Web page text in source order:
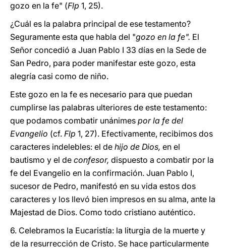
gozo en la fe" (Flp 1, 25).
¿Cuál es la palabra principal de ese testamento?
Seguramente esta que habla del "gozo en la fe". El
Señor concedió a Juan Pablo I 33 días en la Sede de
San Pedro, para poder manifestar este gozo, esta
alegría casi como de niño.
Este gozo en la fe es necesario para que puedan
cumplirse las palabras ulteriores de este testamento:
que podamos combatir unánimes por la fe del
Evangelio (cf. Flp 1, 27). Efectivamente, recibimos dos
caracteres indelebles: el de hijo de Dios, en el
bautismo y el de confesor, dispuesto a combatir por la
fe del Evangelio en la confirmación. Juan Pablo I,
sucesor de Pedro, manifestó en su vida estos dos
caracteres y los llevó bien impresos en su alma, ante la
Majestad de Dios. Como todo cristiano auténtico.
6. Celebramos la Eucaristía: la liturgia de la muerte y
de la resurrección de Cristo. Se hace particularmente